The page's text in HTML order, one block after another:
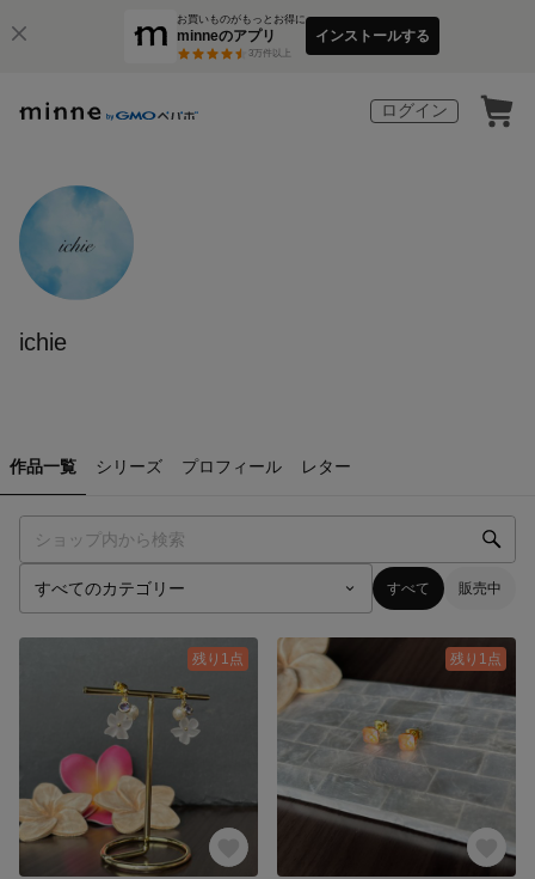
お買いものがもっとお得に
minneのアプリ
3万件以上
インストールする
ログイン
ichie
作品一覧 シリーズ プロフィール レター
すべて 販売中
残り1点 残り1点